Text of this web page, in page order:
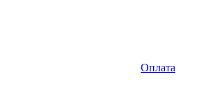
Оплата